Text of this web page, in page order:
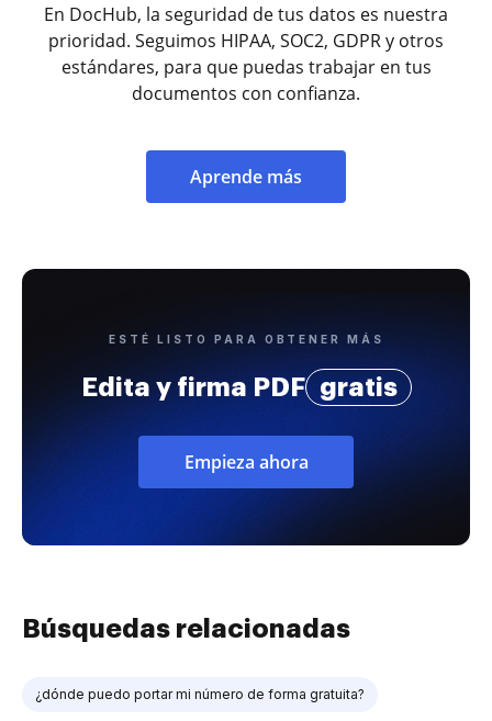
En DocHub, la seguridad de tus datos es nuestra
prioridad. Seguimos HIPAA, SOC2, GDPR y otros
estándares, para que puedas trabajar en tus
documentos con confianza.
Aprende más
ESTÉ LISTO PARA OBTENER MÁS
Edita y firma PDF gratis
Empieza ahora
Búsquedas relacionadas
¿dónde puedo portar mi número de forma gratuita?